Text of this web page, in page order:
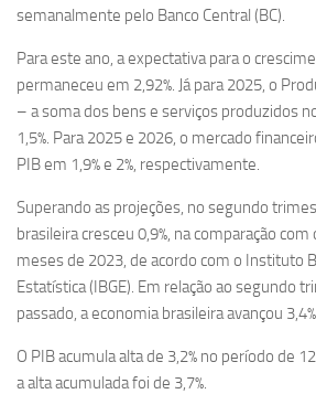
semanalmente pelo Banco Central (BC).
Para este ano, a expectativa para o
permaneceu em 2,92%. Já para 2025, o
– a soma dos bens e serviços produzidos
1,5%. Para 2025 e 2026, o mercado
PIB em 1,9% e 2%, respectivamente.
Superando as projeções, no segundo
brasileira cresceu 0,9%, na comparação
meses de 2023, de acordo com o Instituto
Estatística (IBGE). Em relação ao segundo
passado, a economia brasileira avançou
O PIB acumula alta de 3,2% no período de
a alta acumulada foi de 3,7%.